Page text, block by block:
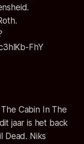
FhY
Cabin In The
jaar is het back
Dead. Niks